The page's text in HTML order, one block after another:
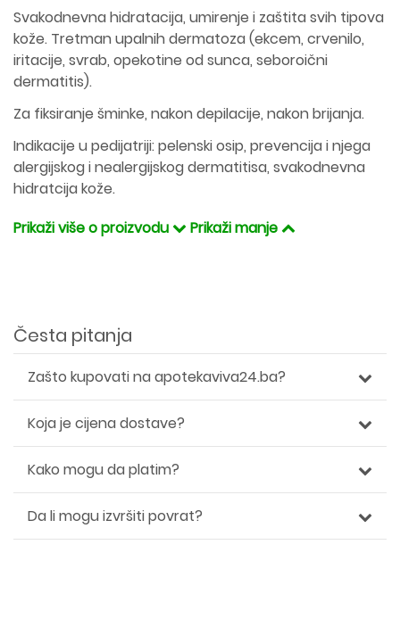
Svakodnevna hidratacija, umirenje i zaštita svih tipova
kože. Tretman upalnih dermatoza (ekcem, crvenilo,
iritacije, svrab, opekotine od sunca, seboroični
dermatitis).
Za fiksiranje šminke, nakon depilacije, nakon brijanja.
Indikacije u pedijatriji: pelenski osip, prevencija i njega
alergijskog i nealergijskog dermatitisa, svakodnevna
hidratcija kože.
Prikaži više o proizvodu
Prikaži manje
Česta pitanja
Zašto kupovati na apotekaviva24.ba?
Koja je cijena dostave?
Kako mogu da platim?
Da li mogu izvršiti povrat?